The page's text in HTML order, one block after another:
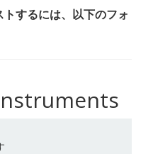
するには、以下のフォ